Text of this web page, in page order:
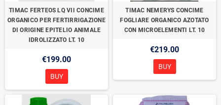
TIMAC FERTEOS LQ VII CONCIME
ORGANICO PER FERTIRRIGAZIONE
DI ORIGINE EPITELIO ANIMALE
IDROLIZZATO LT. 10
€199.00
BUY
TIMAC NEMERYS CONCIME
FOGLIARE ORGANICO AZOTATO
CON MICROELEMENTI LT. 10
€219.00
BUY